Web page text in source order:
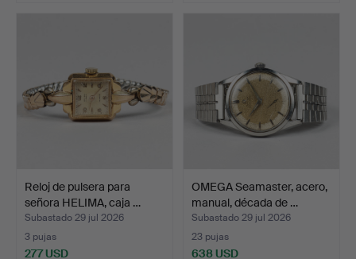
Reloj de pulsera para
señora HELIMA, caja …
Subastado 29 jul 2026
3 pujas
277 USD
OMEGA Seamaster, acero,
manual, década de …
Subastado 29 jul 2026
23 pujas
638 USD